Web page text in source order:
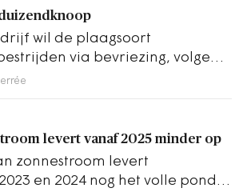
wil de plaagsoort
via bevriezing, volgens
bestrijdingsmethode’.
levert vanaf 2025 minder op
zonnestroom levert
en 2024 nog het volle pond